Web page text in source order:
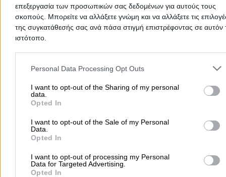
επεξεργασία των προσωπικών σας δεδομένων για αυτούς τους
σκοπούς. Μπορείτε να αλλάξετε γνώμη και να αλλάξετε τις
της συγκατάθεσής σας ανά πάσα στιγμή επιστρέφοντας σε αυτόν
ιστότοπο.
Please note that this website/app uses one or more Google
and may gather and store information including but not limited to
to Google and its third-party tags to use your data for below
purposes in below Google consent section.
Personal Data Processing Opt Outs
I want to opt-out of the Sharing of my personal
data.
Opted In
I want to opt-out of the Sale of my Personal
Data.
Opted In
I want to opt-out of processing my Personal
Data for Targeted Advertising.
Opted In
Submit review
User Reviews
0
0